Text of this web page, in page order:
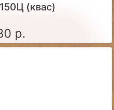
(квас)
р.